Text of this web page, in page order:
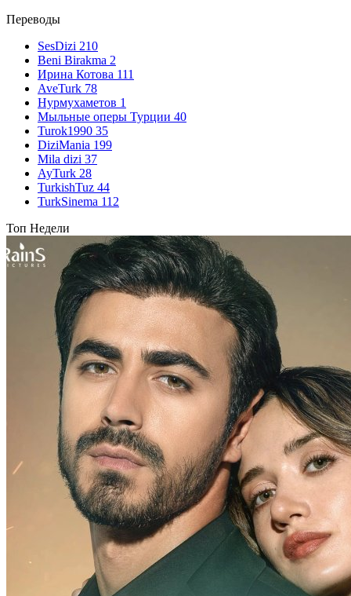
Переводы
SesDizi 210
Beni Birakma 2
Ирина Котова 111
AveTurk 78
Нурмухаметов 1
Мыльные оперы Турции 40
Turok1990 35
DiziMania 199
Mila dizi 37
AyTurk 28
TurkishTuz 44
TurkSinema 112
Топ Недели